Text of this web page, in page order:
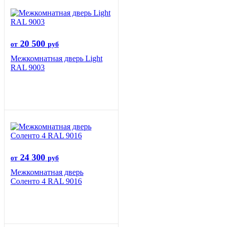
от 20 500 руб
Межкомнатная дверь Light
RAL 9003
от 24 300 руб
Межкомнатная дверь
Соленто 4 RAL 9016